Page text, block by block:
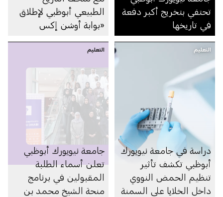
تحتفي بتخريج أكبر دفعة
في تاريخها
الطبيعي أبوظبي لإطلاق
«بوابة أوشن إكس
التعليم
دراسة في جامعة نيويورك
أبوظبي تكشف تأثير
تنظيم الحمض النووي
داخل الخلايا على السمنة
التعليم
جامعة نيويورك أبوظبي
تعلن أسماء الطلبة
المقبولين في برنامج
منحة الشيخ محمد بن